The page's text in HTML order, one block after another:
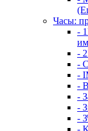
Часы:
-
-
-
-
-
-
-
-
-